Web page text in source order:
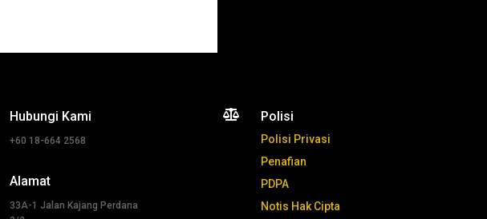
Hubungi Kami
+60 18-664 2568
Alamat
33A-1 Jalan Kajang Perdana
 Polisi
Polisi Privasi
Penafian
PDPA
Notis Hak Cipta